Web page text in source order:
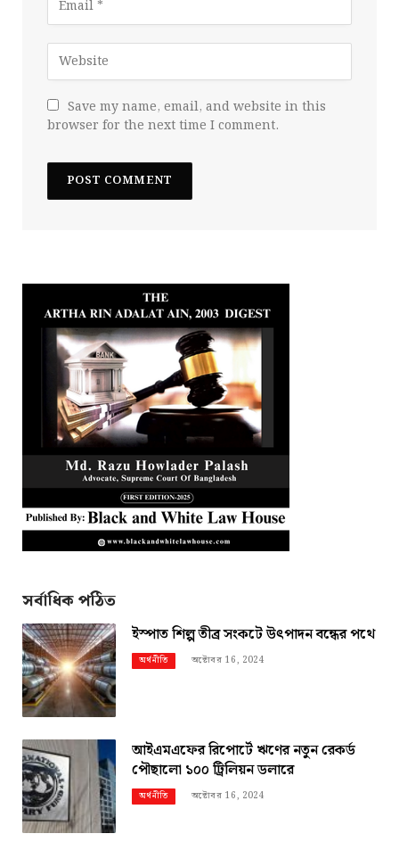
Save my name, email, and website in this
browser for the next time I comment.
সর্বাধিক পঠিত
ইস্পাত শিল্প তীব্র সংকটে উৎপাদন বন্ধের পথে
অর্থনীতি অক্টোবর 16, 2024
আইএমএফের রিপোর্টে ঋণের নতুন রেকর্ড
পৌছালো ১০০ ট্রিলিয়ন ডলারে
অর্থনীতি অক্টোবর 16, 2024